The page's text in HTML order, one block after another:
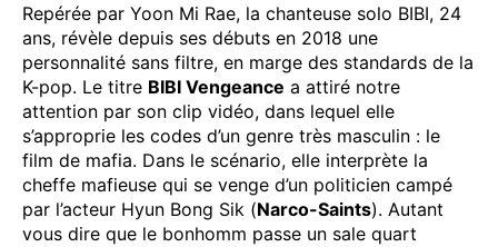
Repérée par Yoon Mi Rae, la chanteuse solo BIBI, 24
ans, révèle depuis ses débuts en 2018 une
personnalité sans filtre, en marge des standards de la
K-pop. Le titre BIBI Vengeance a attiré notre
attention par son clip vidéo, dans lequel elle
s’approprie les codes d’un genre très masculin : le
film de mafia. Dans le scénario, elle interprète la
cheffe mafieuse qui se venge d’un politicien campé
par l’acteur Hyun Bong Sik (Narco-Saints). Autant
vous dire que le bonhomm passe un sale quart